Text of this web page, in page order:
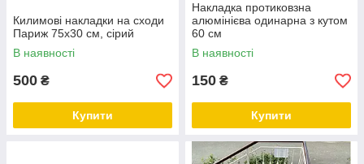
Килимові накладки на сходи
Париж 75х30 см, сірий
В наявності
500 ₴
Купити
Накладка протиковзна
алюмінієва одинарна з кутом
60 см
В наявності
150 ₴
Купити